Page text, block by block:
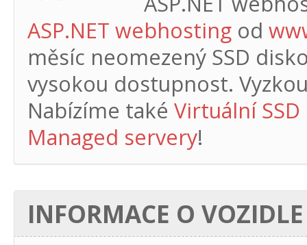
ASP.NET webhosting od
měsíc neomezený SSD
vysokou dostupnost.
Nabízíme také Virtuální
Managed servery!
INFORMACE O VOZIDLE